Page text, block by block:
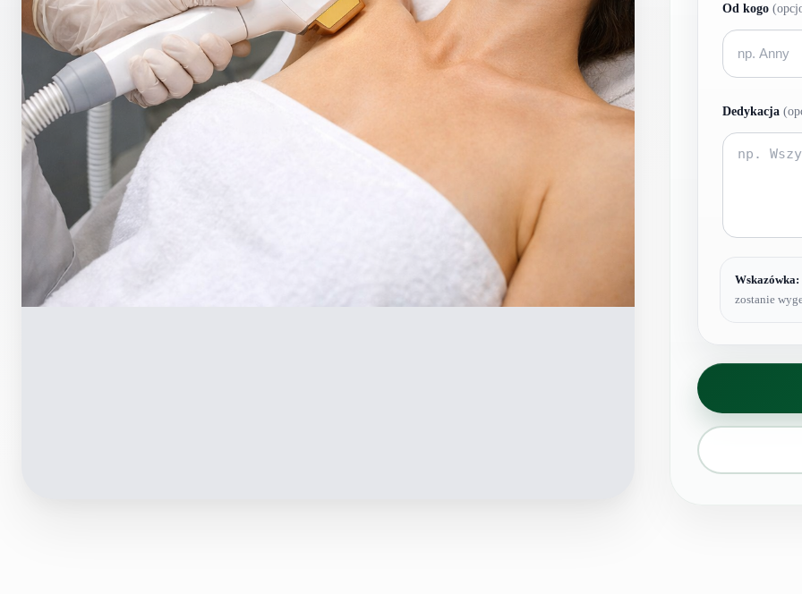
Od kogo
Dedykacja
Wskazówka:
zostanie
ilość
karnet
depilacja
plecy